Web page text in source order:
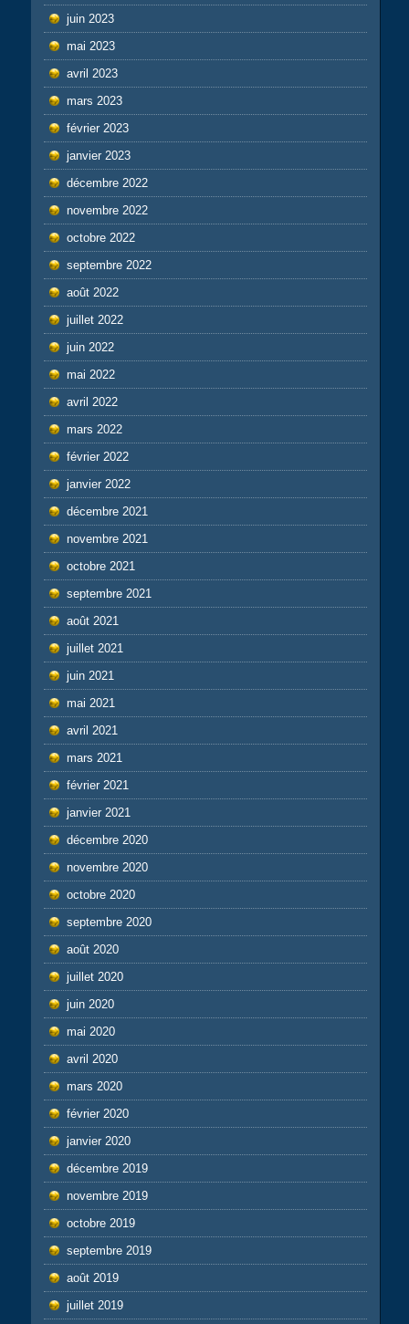
juin 2023
mai 2023
avril 2023
mars 2023
février 2023
janvier 2023
décembre 2022
novembre 2022
octobre 2022
septembre 2022
août 2022
juillet 2022
juin 2022
mai 2022
avril 2022
mars 2022
février 2022
janvier 2022
décembre 2021
novembre 2021
octobre 2021
septembre 2021
août 2021
juillet 2021
juin 2021
mai 2021
avril 2021
mars 2021
février 2021
janvier 2021
décembre 2020
novembre 2020
octobre 2020
septembre 2020
août 2020
juillet 2020
juin 2020
mai 2020
avril 2020
mars 2020
février 2020
janvier 2020
décembre 2019
novembre 2019
octobre 2019
septembre 2019
août 2019
juillet 2019